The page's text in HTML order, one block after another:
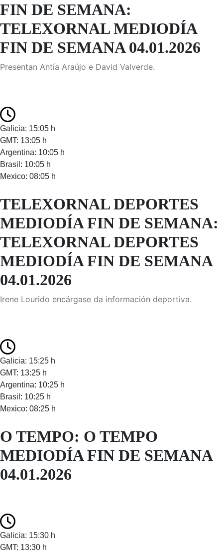
FIN DE SEMANA:
TELEXORNAL MEDIODÍA
FIN DE SEMANA 04.01.2026
Presentan Antía Araújo e David Valverde.
Galicia: 15:05 h
GMT: 13:05 h
Argentina: 10:05 h
Brasil: 10:05 h
Mexico: 08:05 h
TELEXORNAL DEPORTES
MEDIODÍA FIN DE SEMANA:
TELEXORNAL DEPORTES
MEDIODÍA FIN DE SEMANA
04.01.2026
Irene Lourido encárgase da información deportiva.
Galicia: 15:25 h
GMT: 13:25 h
Argentina: 10:25 h
Brasil: 10:25 h
Mexico: 08:25 h
O TEMPO: O TEMPO
MEDIODÍA FIN DE SEMANA
04.01.2026
Galicia: 15:30 h
GMT: 13:30 h